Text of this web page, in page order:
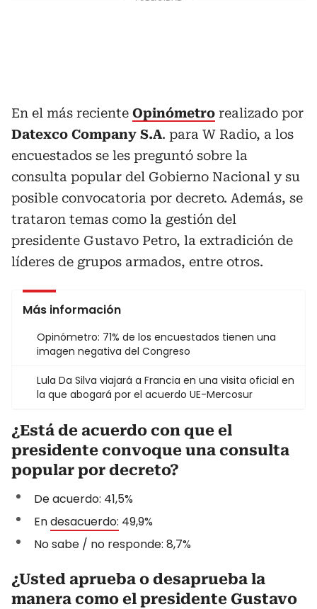
En el más reciente Opinómetro realizado por
Datexco Company S.A. para W Radio, a los
encuestados se les preguntó sobre la
consulta popular del Gobierno Nacional y su
posible convocatoria por decreto. Además, se
trataron temas como la gestión del
presidente Gustavo Petro, la extradición de
líderes de grupos armados, entre otros.
Más información
Opinómetro: 71% de los encuestados tienen una
imagen negativa del Congreso
Lula Da Silva viajará a Francia en una visita oficial en
la que abogará por el acuerdo UE-Mercosur
¿Está de acuerdo con que el
presidente convoque una consulta
popular por decreto?
De acuerdo: 41,5%
Endesacuerdo: 49,9%
No sabe / no responde: 8,7%
¿Usted aprueba o desaprueba la
manera como el presidente Gustavo